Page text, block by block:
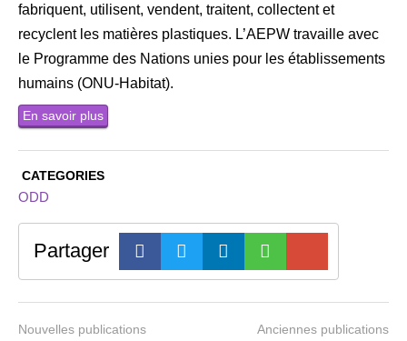
fabriquent, utilisent, vendent, traitent, collectent et
recyclent les matières plastiques. L’AEPW travaille avec
le Programme des Nations unies pour les établissements
humains (ONU-Habitat).
En savoir plus
CATEGORIES
ODD
Partager
Nouvelles publications Anciennes publications